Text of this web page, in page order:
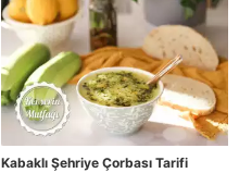
Kabaklı Şehriye Çorbası Tarifi